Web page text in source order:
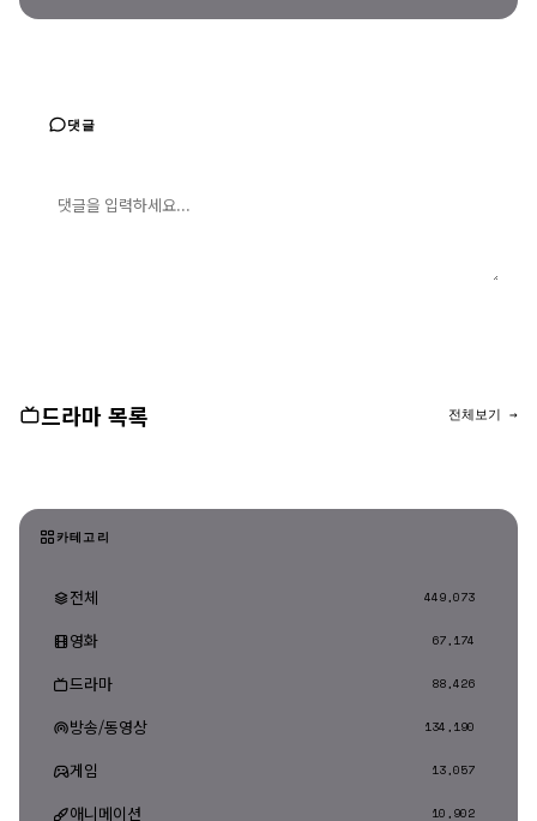
댓글
드라마 목록 전체보기 →
카테고리
전체 449,073
영화 67,174
드라마 88,426
방송/동영상 134,190
게임 13,057
애니메이션 10,902